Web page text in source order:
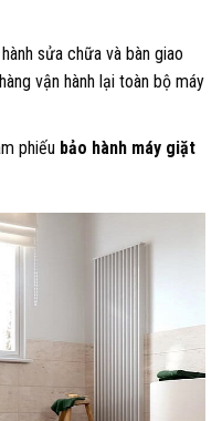
sửa chữa và bàn giao
vận hành lại toàn bộ máy
phiếubảo hành máy giặt